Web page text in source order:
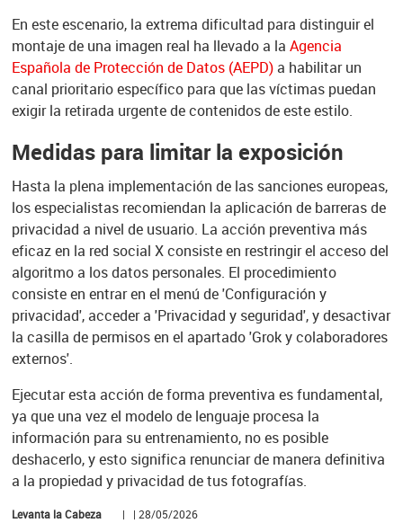
En este escenario, la extrema dificultad para distinguir el
montaje de una imagen real ha llevado a la Agencia
Española de Protección de Datos (AEPD)a habilitar un
canal prioritario específico para que las víctimas puedan
exigir la retirada urgente de contenidos de este estilo.
Medidas para limitar la exposición
Hasta la plena implementación de las sanciones europeas,
los especialistas recomiendan la aplicación de barreras de
privacidad a nivel de usuario. La acción preventiva más
eficaz en la red social X consiste en restringir el acceso del
algoritmo a los datos personales. El procedimiento
consiste en entrar en el menú de'Configuración y
privacidad', acceder a 'Privacidad y seguridad', y desactivar
la casilla de permisos en el apartado'Groky colaboradores
externos'.
Ejecutar esta acción de forma preventiva es fundamental,
ya que una vez el modelo de lenguaje procesa la
información para su entrenamiento, no es posible
deshacerlo, y esto significa renunciar de manera definitiva
a la propiedad y privacidad de tus fotografías.
Levanta la Cabeza | | 28/05/2026